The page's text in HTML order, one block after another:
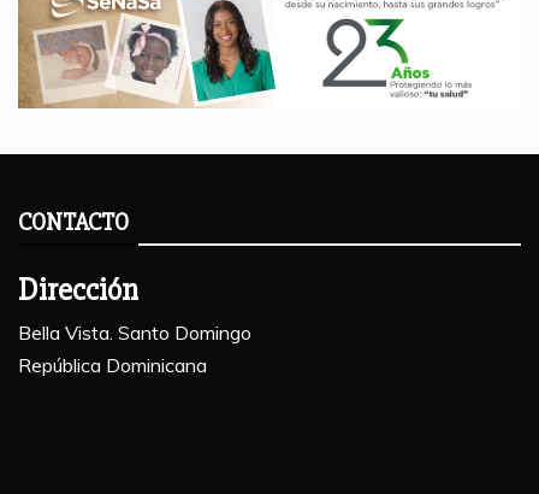
CONTACTO
Dirección
Bella Vista. Santo Domingo
República Dominicana